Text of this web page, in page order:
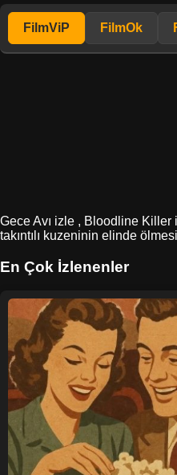
FilmViP FilmOk
Gece Avı izle , Bloodline
takıntılı kuzeninin elinde
En Çok İzlenenler